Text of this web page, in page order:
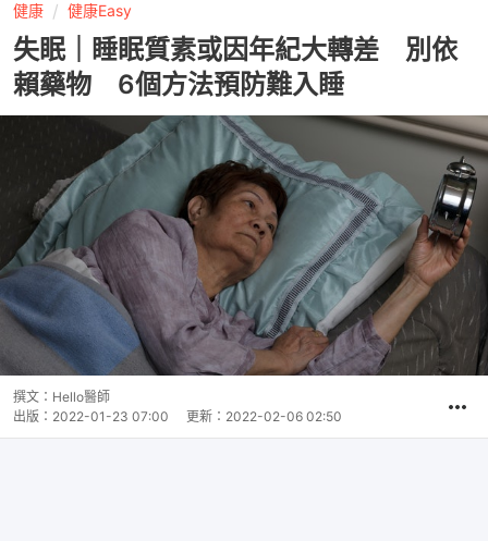
健康 健康Easy
失眠｜睡眠質素或因年紀大轉差 別依
賴藥物 6個方法預防難入睡
撰文： Hello醫師
出版： 2022-01-23 07:00 更新： 2022-02-06 02:50